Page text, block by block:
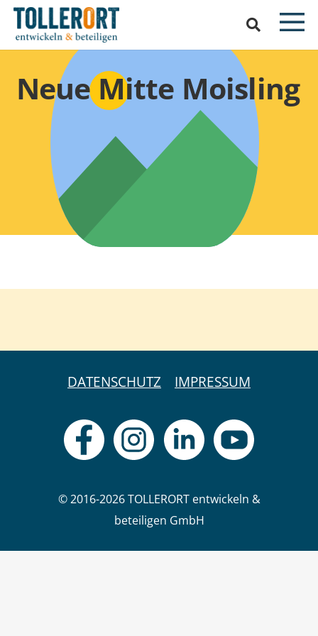
Neue Mitte Moisling
DATENSCHUTZ IMPRESSUM
© 2016-2026 TOLLERORT entwickeln &
beteiligen GmbH